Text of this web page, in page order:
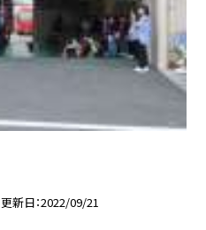
更新日 2022/09/21